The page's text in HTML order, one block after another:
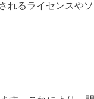
れるライセンスやソ